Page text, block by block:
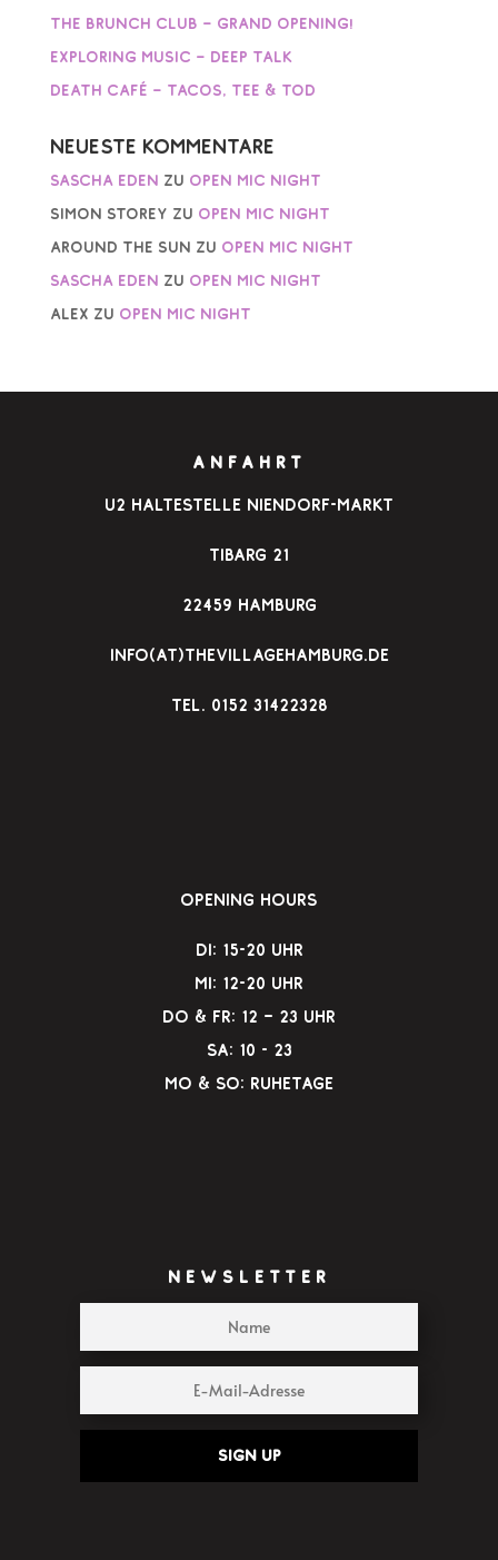
The Brunch Club – Grand Opening!
Exploring Music – Deep Talk
Death Café – Tacos, Tee & Tod
Neueste Kommentare
Sascha Eden zu Open Mic Night
Simon Storey zu Open Mic Night
AROUND THE SUN zu Open Mic Night
Sascha Eden zu Open Mic Night
Alex zu Open Mic Night
ANFAHRT
u2 Haltestelle Niendorf-Markt
Tibarg 21
22459 Hamburg
info(at)thevillagehamburg.de
TEl. 0152 31422328
Opening Hours
Di: 15-20 Uhr
Mi: 12-20 Uhr
Do & Fr: 12 – 23 Uhr
Sa: 10 - 23
Mo & So: Ruhetage
NEWSLETTER
Sign up